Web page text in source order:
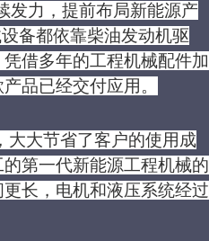
发力，提前布局新能源产
备都依靠柴油发动机驱
借多年的工程机械配件加
品已经交付应用。
大大节省了客户的使用成
第一代新能源工程机械的
长，电机和液压系统经过